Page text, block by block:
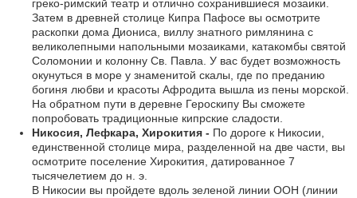
греко-римский театр и отлично сохранившиеся мозаики.
Затем в древней столице Кипра Пафосе вы осмотрите
раскопки дома Диониса, виллу знатного римлянина с
великолепными напольными мозаиками, катакомбы святой
Соломонии и колонну Св. Павла. У вас будет возможность
окунуться в море у знаменитой скалы, где по преданию
богиня любви и красоты Афродита вышла из пены морской.
На обратном пути в деревне Героскипу Вы сможете
попробовать традиционные кипрские сладости.
Никосия, Лефкара, Хирокития - По дороге к Никосии,
единственной столице мира, разделенной на две части, вы
осмотрите поселение Хирокития, датированное 7
тысячелетием до н. э.
В Никосии вы пройдете вдоль зеленой линии ООН (линии